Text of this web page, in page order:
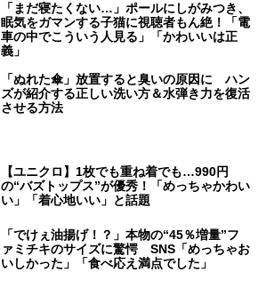
「まだ寝たくない…」ポールにしがみつき、
眠気をガマンする子猫に視聴者もん絶！「電
車の中でこういう人見る」「かわいいは正
義」
「ぬれた傘」放置すると臭いの原因に ハン
ズが紹介する正しい洗い方＆水弾き力を復活
させる方法
【ユニクロ】1枚でも重ね着でも…990円
の“バズトップス”が優秀！「めっちゃかわい
い」「着心地いい」と話題
「でけぇ油揚げ！？」本物の“45％増量”フ
ァミチキのサイズに驚愕 SNS「めっちゃお
いしかった」「食べ応え満点でした」